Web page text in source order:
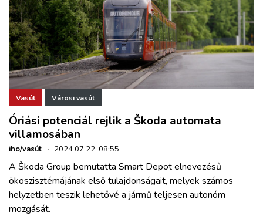
KÖZLEKEDÉSFEJLESZTÉS
ELLÁTÁSI LÁNC
ZÖLDÚT
HAJÓZÁS
BLOG
ARCHÍVUM
Vasút Városi vasút
Óriási potenciál rejlik a Škoda automata
villamosában
iho/vasút · 2024.07.22. 08:55
A Škoda Group bemutatta Smart Depot elnevezésű
ökoszisztémájának első tulajdonságait, melyek számos
helyzetben teszik lehetővé a jármű teljesen autonóm
mozgását.